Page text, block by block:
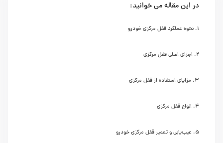
در این مقاله می خوانید:
نحوه عملکرد قفل مرکزی خودرو
اجزای اصلی قفل مرکزی
مزایای استفاده از قفل مرکزی
انواع قفل مرکزی
عیب‌یابی و تعمیر قفل مرکزی خودرو